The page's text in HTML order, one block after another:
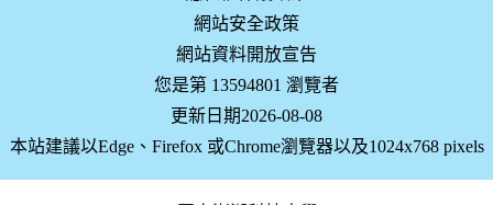
網站安全政策
網站資料開放宣告
您是第 13594801 瀏覽者
更新日期2026-08-08
本站建議以Edge、Firefox 或Chrome瀏覽器以及1024x768 pixels